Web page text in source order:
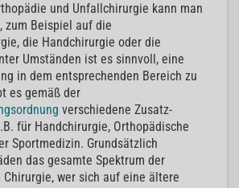
und Unfallchirurgie kann man
zum Beispiel auf die
die Handchirurgie oder die
Umständen ist es sinnvoll, eine
in dem entsprechenden Bereich zu
es gemäß der
verschiedene Zusatz-
für Handchirurgie, Orthopädische
Sportmedizin. Grundsätzlich
das gesamte Spektrum der
wer sich auf eine ältere